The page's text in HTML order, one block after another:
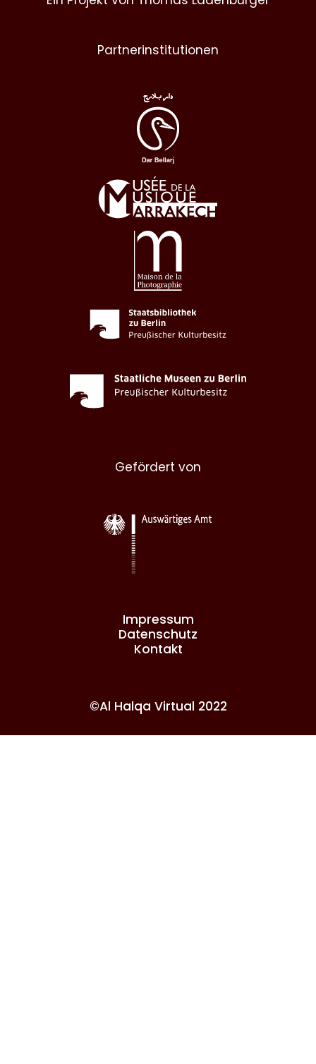
Partnerinstitutionen
Gefördert von
Impressum
Datenschutz
Kontakt
©Al Halqa Virtual 2022